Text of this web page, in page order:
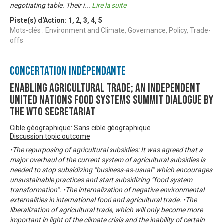
negotiating table. Their i... Lire la suite
Piste(s) d'Action: 1 , 2, 3, 4, 5
Mots-clés : Environment and Climate, Governance, Policy, Trade-
offs
Concertation Indépendante
Enabling Agricultural Trade; An Independent
United Nations Food Systems Summit Dialogue by
the WTO Secretariat
Cible géographique: Sans cible géographique
Discussion topic outcome
•The repurposing of agricultural subsidies: It was agreed that a
major overhaul of the current system of agricultural subsidies is
needed to stop subsidizing “business-as-usual” which encourages
unsustainable practices and start subsidizing “food system
transformation”. •The internalization of negative environmental
externalities in international food and agricultural trade. •The
liberalization of agricultural trade, which will only become more
important in light of the climate crisis and the inability of certain